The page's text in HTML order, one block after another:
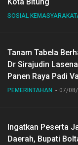
SOSIAL
Tanam Tabela
Dr Sirajudin
Panen Raya Padi
Desa Gihang
PEMERINTAHAN 07/
Ingatkan Peserta
Daerah, Bupati